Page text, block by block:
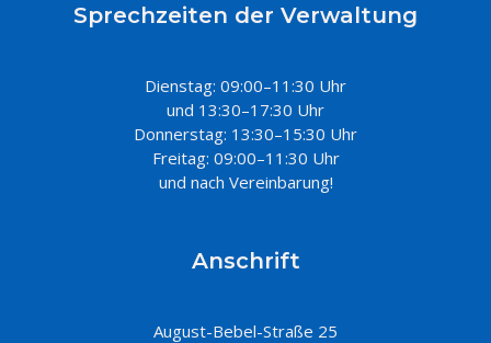
Sprechzeiten der Verwaltung
Dienstag: 09:00–11:30 Uhr
und 13:30–17:30 Uhr
Donnerstag: 13:30–15:30 Uhr
Freitag: 09:00–11:30 Uhr
und nach Vereinbarung!
Anschrift
August-Bebel-Straße 25